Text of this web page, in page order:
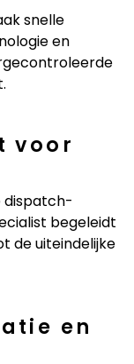
snelle
en
voor
dispatch-
begeleidt
de uiteindelijke
en